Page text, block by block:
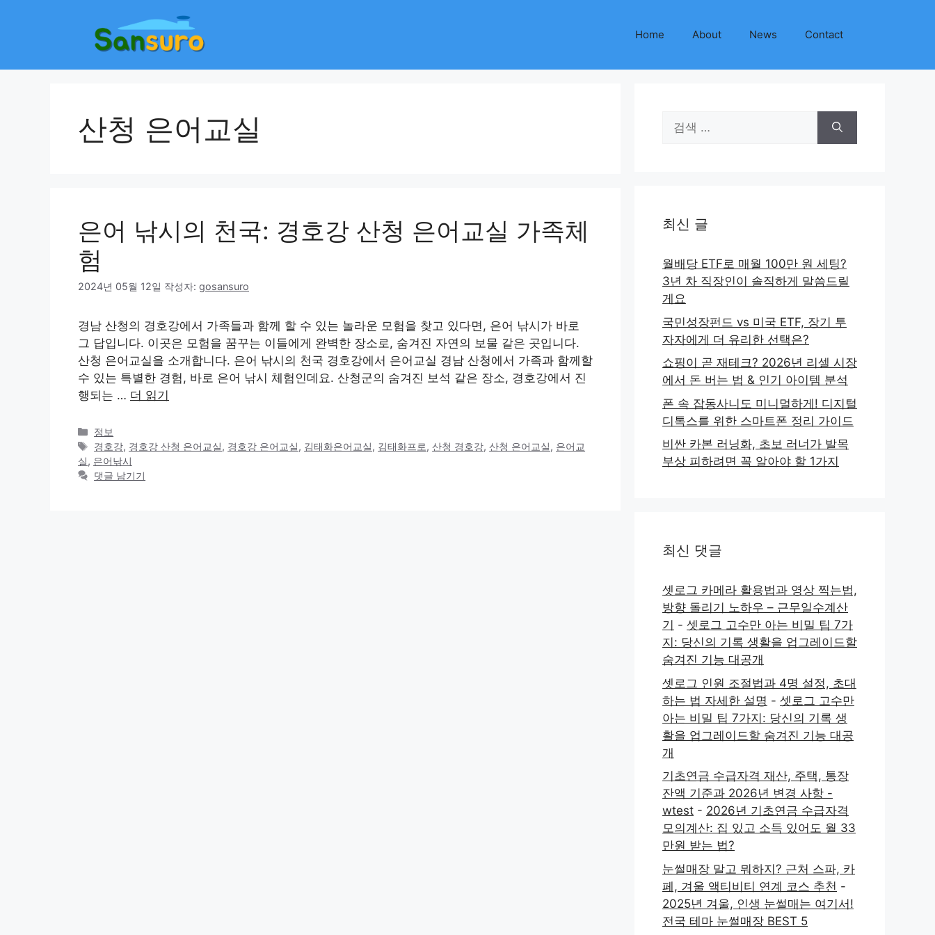
Home About News Contact
산청 은어교실
은어 낚시의 천국: 경호강 산청 은어교실 가족체
험
2024년 05월 12일 작성자: gosansuro
경남 산청의 경호강에서 가족들과 함께 할 수 있는 놀라운 모험을 찾고 있다면, 은어 낚시가 바로
그 답입니다. 이곳은 모험을 꿈꾸는 이들에게 완벽한 장소로, 숨겨진 자연의 보물 같은 곳입니다.
산청 은어교실을 소개합니다. 은어 낚시의 천국 경호강에서 은어교실 경남 산청에서 가족과 함께할
수 있는 특별한 경험, 바로 은어 낚시 체험인데요. 산청군의 숨겨진 보석 같은 장소, 경호강에서 진
행되는 … 더 읽기
카
테
고
리
정보
태
그
경호강, 경호강 산청 은어교실, 경호강 은어교실, 김태화은어교실, 김태화프로,산청 경호강,산청 은어교실, 은어교
실, 은어낚시
댓글 남기기
색:
최신 글
월배당 ETF로 매월 100만 원 세팅?
3년 차 직장인이 솔직하게 말씀드릴
게요
국민성장펀드 vs 미국 ETF, 장기 투
자자에게 더 유리한 선택은?
쇼핑이 곧 재테크? 2026년 리셀 시장
에서 돈 버는 법 & 인기 아이템 분석
폰 속 잡동사니도 미니멀하게! 디지털
디톡스를 위한 스마트폰 정리 가이드
비싼 카본 러닝화, 초보 러너가 발목
부상 피하려면 꼭 알아야 할 1가지
최신 댓글
셋로그 카메라 활용법과 영상 찍는법,
방향 돌리기 노하우 – 근무일수계산
기 - 셋로그 고수만 아는 비밀 팁 7가
지: 당신의 기록 생활을 업그레이드할
숨겨진 기능 대공개
셋로그 인원 조절법과 4명 설정, 초대
하는 법 자세한 설명 - 셋로그 고수만
아는 비밀 팁 7가지: 당신의 기록 생
활을 업그레이드할 숨겨진 기능 대공
개
기초연금 수급자격 재산, 주택, 통장
잔액 기준과 2026년 변경 사항 -
wtest - 2026년 기초연금 수급자격
모의계산: 집 있고 소득 있어도 월 33
만원 받는 법?
눈썰매장 말고 뭐하지? 근처 스파, 카
페, 겨울 액티비티 연계 코스 추천 -
2025년 겨울, 인생 눈썰매는 여기서!
전국 테마 눈썰매장 BEST 5